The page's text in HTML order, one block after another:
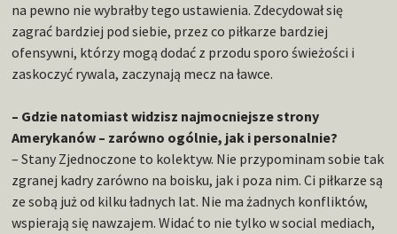
na pewno nie wybrałby tego ustawienia. Zdecydował się
zagrać bardziej pod siebie, przez co piłkarze bardziej
ofensywni, którzy mogą dodać z przodu sporo świeżości i
zaskoczyć rywala, zaczynają mecz na ławce.
– Gdzie natomiast widzisz najmocniejsze strony
Amerykanów – zarówno ogólnie, jak i personalnie?
– Stany Zjednoczone to kolektyw. Nie przypominam sobie tak
zgranej kadry zarówno na boisku, jak i poza nim. Ci piłkarze są
ze sobą już od kilku ładnych lat. Nie ma żadnych konfliktów,
wspierają się nawzajem. Widać to nie tylko w social mediach,